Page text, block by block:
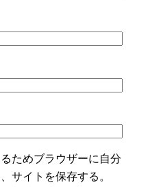
ためブラウザーに自分
サイトを保存する。